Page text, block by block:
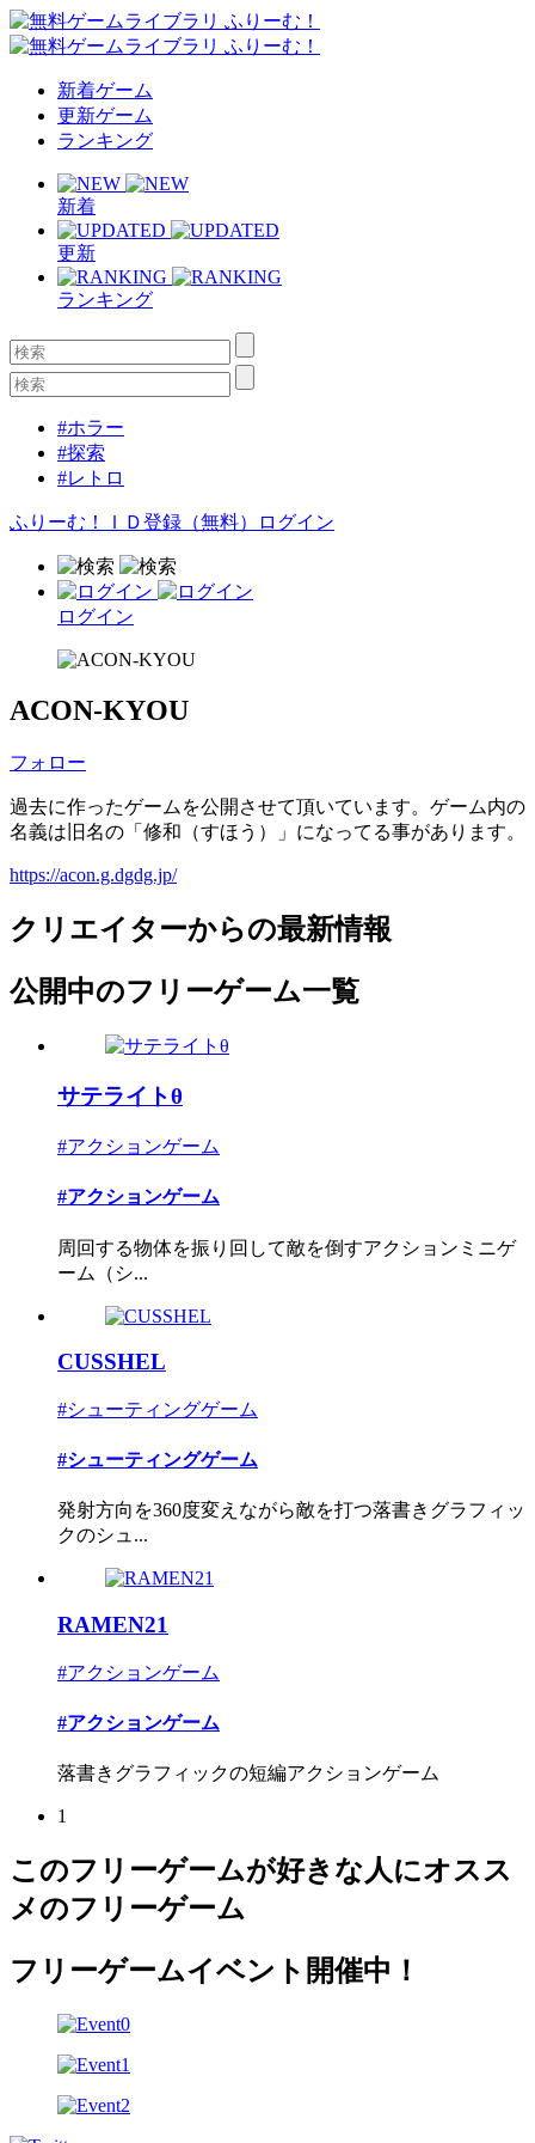
新着ゲーム
更新ゲーム
ランキング
新着
更新
ランキング
#ホラー
#探索
#レトロ
ふりーむ！ＩＤ登録（無料） ログイン
ログイン
ACON-KYOU
フォロー
過去に作ったゲームを公開させて頂いています。ゲーム内の
名義は旧名の「修和（すほう）」になってる事があります。
https://acon.g.dgdg.jp/
クリエイターからの最新情報
公開中のフリーゲーム一覧
サテライトθ
#アクションゲーム
#アクションゲーム
周回する物体を振り回して敵を倒すアクションミニゲ
ーム（シ...
CUSSHEL
#シューティングゲーム
#シューティングゲーム
発射方向を360度変えながら敵を打つ落書きグラフィッ
クのシュ...
RAMEN21
#アクションゲーム
#アクションゲーム
落書きグラフィックの短編アクションゲーム
1
このフリーゲームが好きな人にオスス
メのフリーゲーム
フリーゲームイベント開催中！